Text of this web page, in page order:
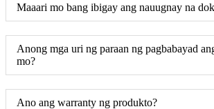
Maaari mo bang ibigay ang nauugnay na
Anong mga uri ng paraan ng pagbabayad
mo?
Ano ang warranty ng produkto?